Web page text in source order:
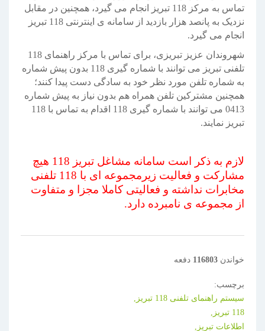
تماس به مرکز 118 تبریز انجام می گیرد، همچنین در مقابل
نزدیک به پانصد هزار بازدید از سامانه ی اینترنتی 118 تبریز
انجام می گیرد.
شهروندان عزیز تبریزی، برای تماس با مرکز راهنمای 118
تلفنی تبریز می توانند با شماره گیری 118 بدون پیش شماره
به شماره تلفن مورد نظر خود به سادگی دست پیدا کنند؛
همچنین مشترکین تلفن همراه هم بدون نیاز به پیش شماره
0413 می توانند با شماره گیری 118 اقدام به تماس با 118
تبریز نمایند.
لازم به ذکر است سامانه مشاغل تبریز 118 هیچ
مشارکت و فعالیت زیرمجموعه ای با 118 تلفنی
مخابرات نداشته و فعالیتی کاملا مجزا و متفاوت
از مجموعه ی نامبرده دارد.
خواندن 116803 دفعه
برچسب:
سیستم راهنمای تلفنی 118 تبریز,
118 تبریز,
اطلاعات تبریز,